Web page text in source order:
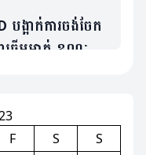
ង្អាក់ការចង់ចែក
នើមម្នាក់ ខណៈត្រូវ
F S
S